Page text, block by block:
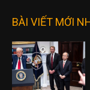
BÀI VIẾT MỚI